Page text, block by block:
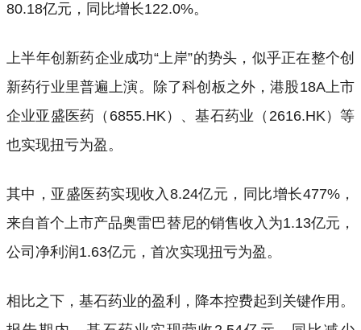
80.18亿元，同比增长122.0%。
上半年创新药企业成功“上岸”的势头，似乎正在整个创
新药行业里普遍上演。除了科创板之外，港股18A上市
企业亚盛医药（6855.HK）、基石药业（2616.HK）等
也实现扭亏为盈。
其中，亚盛医药实现收入8.24亿元，同比增长477%，
来自首个上市产品奥雷巴替尼的销售收入为1.13亿元，
公司净利润1.63亿元，首次实现扭亏为盈。
相比之下，基石药业的盈利，降本控费起到关键作用。